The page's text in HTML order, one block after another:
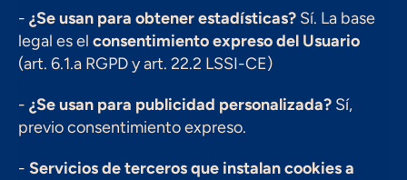
- ¿Se usan para obtener estadísticas? Sí. La base
legal es el consentimiento expreso del Usuario
(art. 6.1.a RGPD y art. 22.2 LSSI-CE)
- ¿Se usan para publicidad personalizada? Sí,
previo consentimiento expreso.
- Servicios de terceros que instalan cookies a